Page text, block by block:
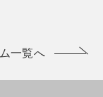
一覧へ